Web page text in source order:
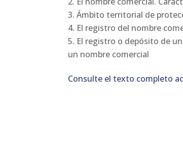
Ámbito territorial de
El registro del nombre
El registro o depósito de
un nombre comercial
Consulte el texto completo